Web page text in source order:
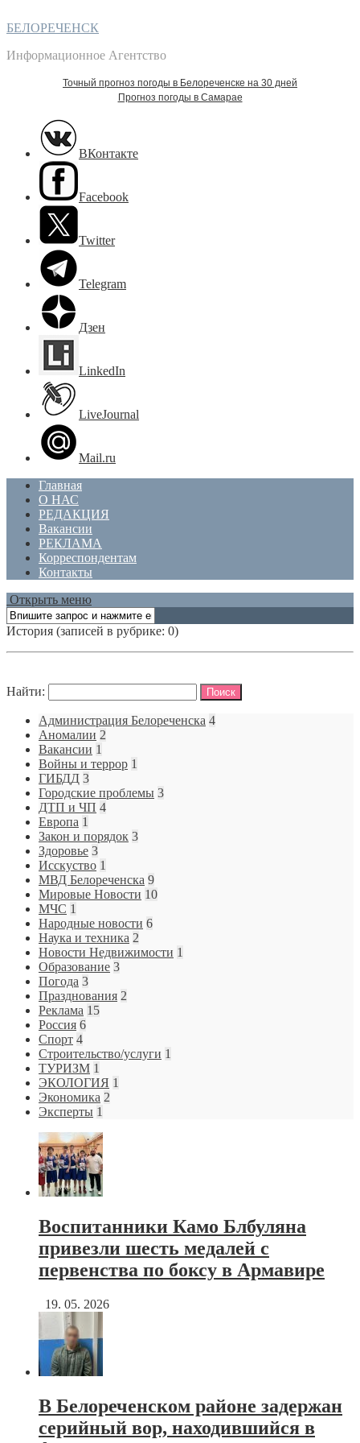
БЕЛОРЕЧЕНСК
Информационное Агентство
Точный прогноз погоды в Белореченске на 30 дней
Прогноз погоды в Самарае
ВКонтакте
Facebook
Twitter
Telegram
Дзен
LinkedIn
LiveJournal
Mail.ru
Главная
О НАС
РЕДАКЦИЯ
Вакансии
РЕКЛАМА
Корреспондентам
Контакты
Открыть меню
История (записей в рубрике: 0)
Найти:
Администрация Белореченска 4
Аномалии 2
Вакансии 1
Войны и террор 1
ГИБДД 3
Городские проблемы 3
ДТП и ЧП 4
Европа 1
Закон и порядок 3
Здоровье 3
Исскуство 1
МВД Белореченска 9
Мировые Новости 10
МЧС 1
Народные новости 6
Наука и техника 2
Новости Недвижимости 1
Образование 3
Погода 3
Празднования 2
Реклама 15
Россия 6
Спорт 4
Строительство/услуги 1
ТУРИЗМ 1
ЭКОЛОГИЯ 1
Экономика 2
Эксперты 1
Воспитанники Камо Блбуляна
привезли шесть медалей с
первенства по боксу в Армавире
19. 05. 2026
В Белореченском районе задержан
серийный вор, находившийся в